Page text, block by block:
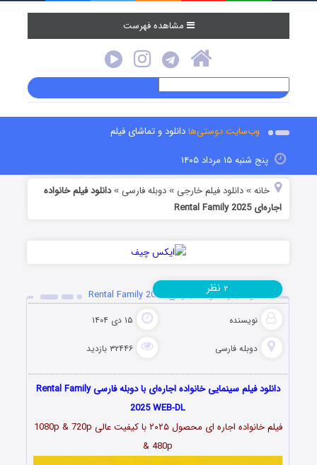
مشاهده فهرست
وب‌سایت دوستی‌هادانلود و تماشای فیلم
پنج شنبه ۱۵ مرداد ۱۴۰۵
خانه »دانلود فیلم خارجی »دوبله فارسی »دانلود فیلم خانواده
اجاره‌ای Rental Family 2025
دانلود فیلم خانواده اجاره‌ای Rental Family 2025
نویسنده ۱۵ دی ۱۴۰۴
دوبله فارسی ۳۲۴۴۶ بازدید
۲ نظر
دانلود فیلم سینمایی خانواده اجاره‌ای با دوبله فارسی Rental Family
2025 WEB-DL
فیلم خانواده اجاره ای محصول ۲۰۲۵ با کیفیت عالی 1080p & 720p
& 480p